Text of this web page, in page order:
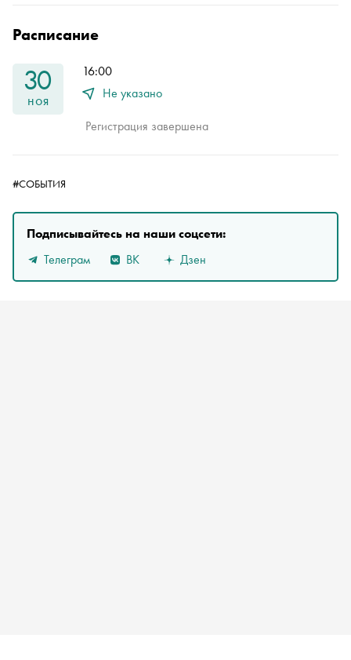
Расписание
30
ноя
16:00
Не указано
Регистрация завершена
#СОБЫТИЯ
Подписывайтесь на наши соцсети:
Телеграм
ВК Дзен